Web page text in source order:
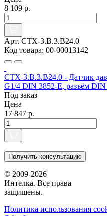
8 109 р.
Арт. CTX-3.B.3.B24.0
Код товара: 00-00013142
CTX-3.B.3.B24.0 - Датчик
G1/4 DIN 3852-E, разъём DIN
Под заказ
Цена
17 847 р.
Получить консультацию
© 2009-2026
Интелка. Все права
защищены.
Политика использования